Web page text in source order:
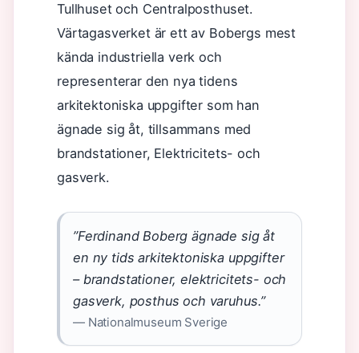
Tullhuset och Centralposthuset.
Värtagasverket är ett av Bobergs mest
kända industriella verk och
representerar den nya tidens
arkitektoniska uppgifter som han
ägnade sig åt, tillsammans med
brandstationer, Elektricitets- och
gasverk.
”Ferdinand Boberg ägnade sig åt
en ny tids arkitektoniska uppgifter
– brandstationer, elektricitets- och
gasverk, posthus och varuhus.”
— Nationalmuseum Sverige